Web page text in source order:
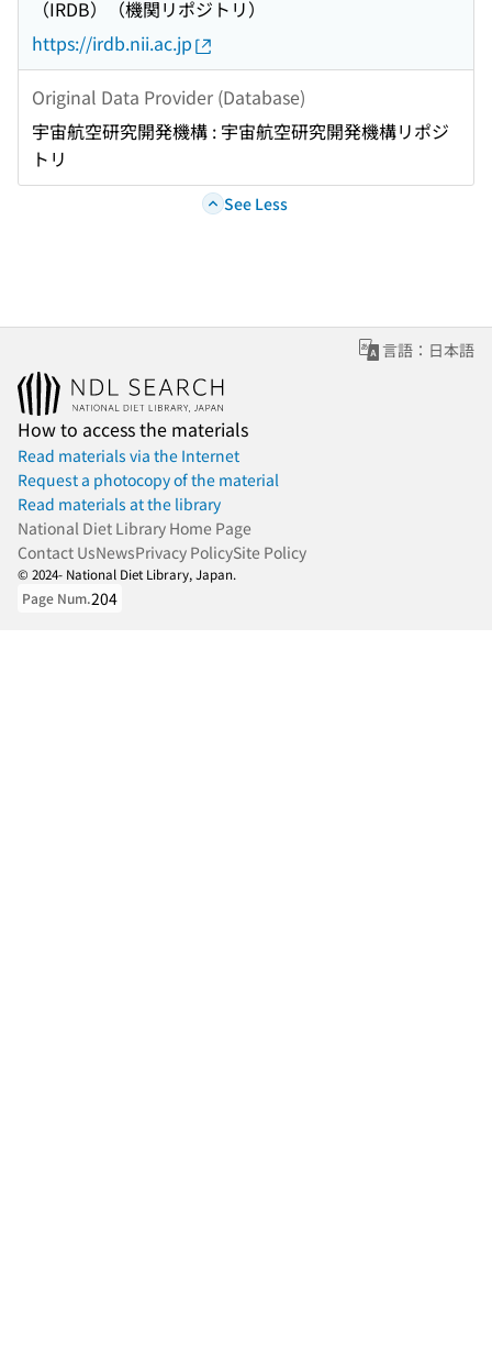
（IRDB）（機関リポジトリ）
https://irdb.nii.ac.jp
Original Data Provider (Database)
宇宙航空研究開発機構 : 宇宙航空研究開発機構リポジ
トリ
See Less
言語：日本語
How to access the materials
Read materials via the Internet
Request a photocopy of the material
Read materials at the library
National Diet Library Home Page
Contact UsNewsPrivacy PolicySite Policy
© 2024- National Diet Library, Japan.
Page Num.204